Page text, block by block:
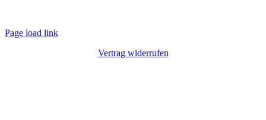
Page load link
Vertrag widerrufen